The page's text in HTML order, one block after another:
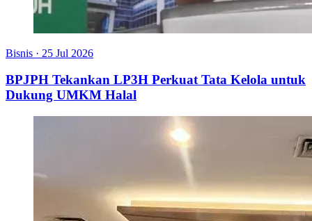
Bisnis · 25 Jul 2026
BPJPH Tekankan LP3H Perkuat Tata Kelola untuk
Dukung UMKM Halal